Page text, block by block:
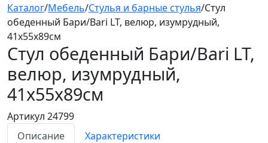
Каталог/Мебель/Стулья и барные стулья/Стул
обеденный Бари/Bari LT, велюр, изумрудный,
41х55х89см
Стул обеденный Бари/Bari LT,
велюр, изумрудный,
41х55х89см
Артикул 24799
Описание
Характеристики